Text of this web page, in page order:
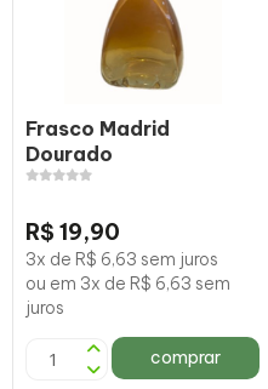
Frasco Madrid
Dourado
R$ 19,90
3x de R$ 6,63 sem juros
ou em 3x de R$ 6,63 sem
juros
comprar